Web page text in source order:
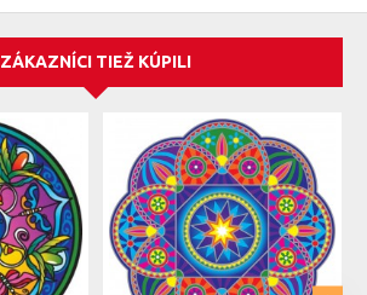
ZÁKAZNÍCI TIEŽ KÚPILI